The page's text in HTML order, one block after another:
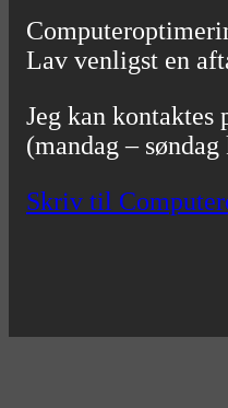
Lav venligst en
Jeg kan kontaktes
(mandag –
Skriv til